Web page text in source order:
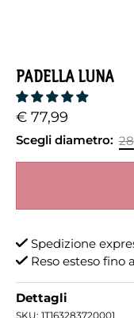
PADELLA LUNA
€ 77,99
Scegli diametro: 28
Spedizione
Reso esteso fino
Dettagli
SKU: 1T163283720001